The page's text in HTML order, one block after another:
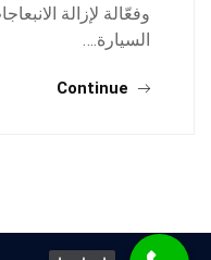
وفعّالة لإزالة
السيارة.…
Continue